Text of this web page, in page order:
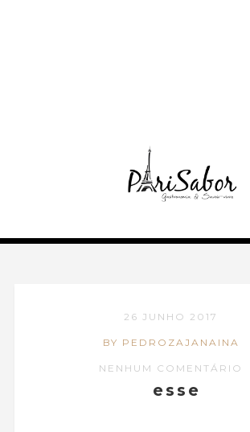
26 JUNHO 2017
BY PEDROZAJANAINA
NENHUM COMENTÁRIO
esse